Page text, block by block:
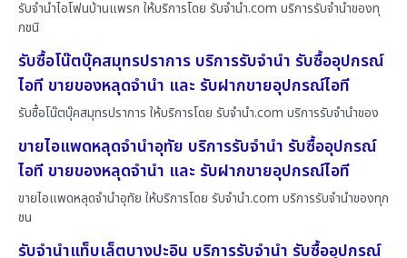
รับจำนำไอโฟนบ้านแพรก ให้บริการโดย รับจํานํา.com บริการรับจำนำของทุ
กชนิ
รับซื้อโน๊ตบุ๊คสมุทรปราการ บริการรับจำนำ รับซื้ออุปกรณ์
ไอที ขายของหลุดจำนำ และ รับฝากขายอุปกรณ์ไอที
รับซื้อโน๊ตบุ๊คสมุทรปราการ ให้บริการโดย รับจํานํา.com บริการรับจำนำของ
ขายไอแพดหลุดจำนำอุทัย บริการรับจำนำ รับซื้ออุปกรณ์
ไอที ขายของหลุดจำนำ และ รับฝากขายอุปกรณ์ไอที
ขายไอแพดหลุดจำนำอุทัย ให้บริการโดย รับจํานํา.com บริการรับจำนำของทุก
ชน
รับจำนำแท็บเล็ตบางปะอิน บริการรับจำนำ รับซื้ออุปกรณ์